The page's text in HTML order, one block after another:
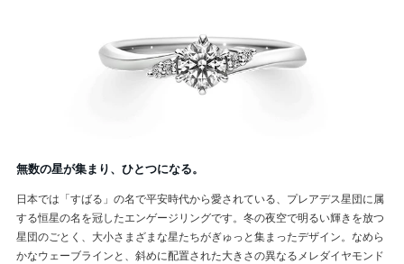
無数の星が集まり、ひとつになる。
日本では「すばる」の名で平安時代から愛されている、プレアデス星団に属
する恒星の名を冠したエンゲージリングです。冬の夜空で明るい輝きを放つ
星団のごとく、大小さまざまな星たちがぎゅっと集まったデザイン。なめら
かなウェーブラインと、斜めに配置された大きさの異なるメレダイヤモンド